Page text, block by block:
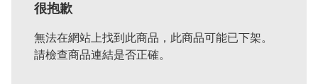
很抱歉
無法在網站上找到此商品，此商品可能已下架。
請檢查商品連結是否正確。